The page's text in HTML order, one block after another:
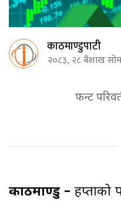
काठमाण्डुपाटी
२०८३, २८ बैशाख
फन्ट
काठमाण्डु – हप्ताको